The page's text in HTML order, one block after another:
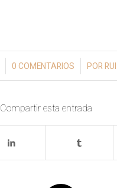
0 COMENTARIOS
/ POR
Compartir esta entrada